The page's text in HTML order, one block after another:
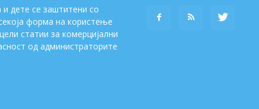
дете се заштитени со
форма на користење
статии за комерцијални
од администраторите